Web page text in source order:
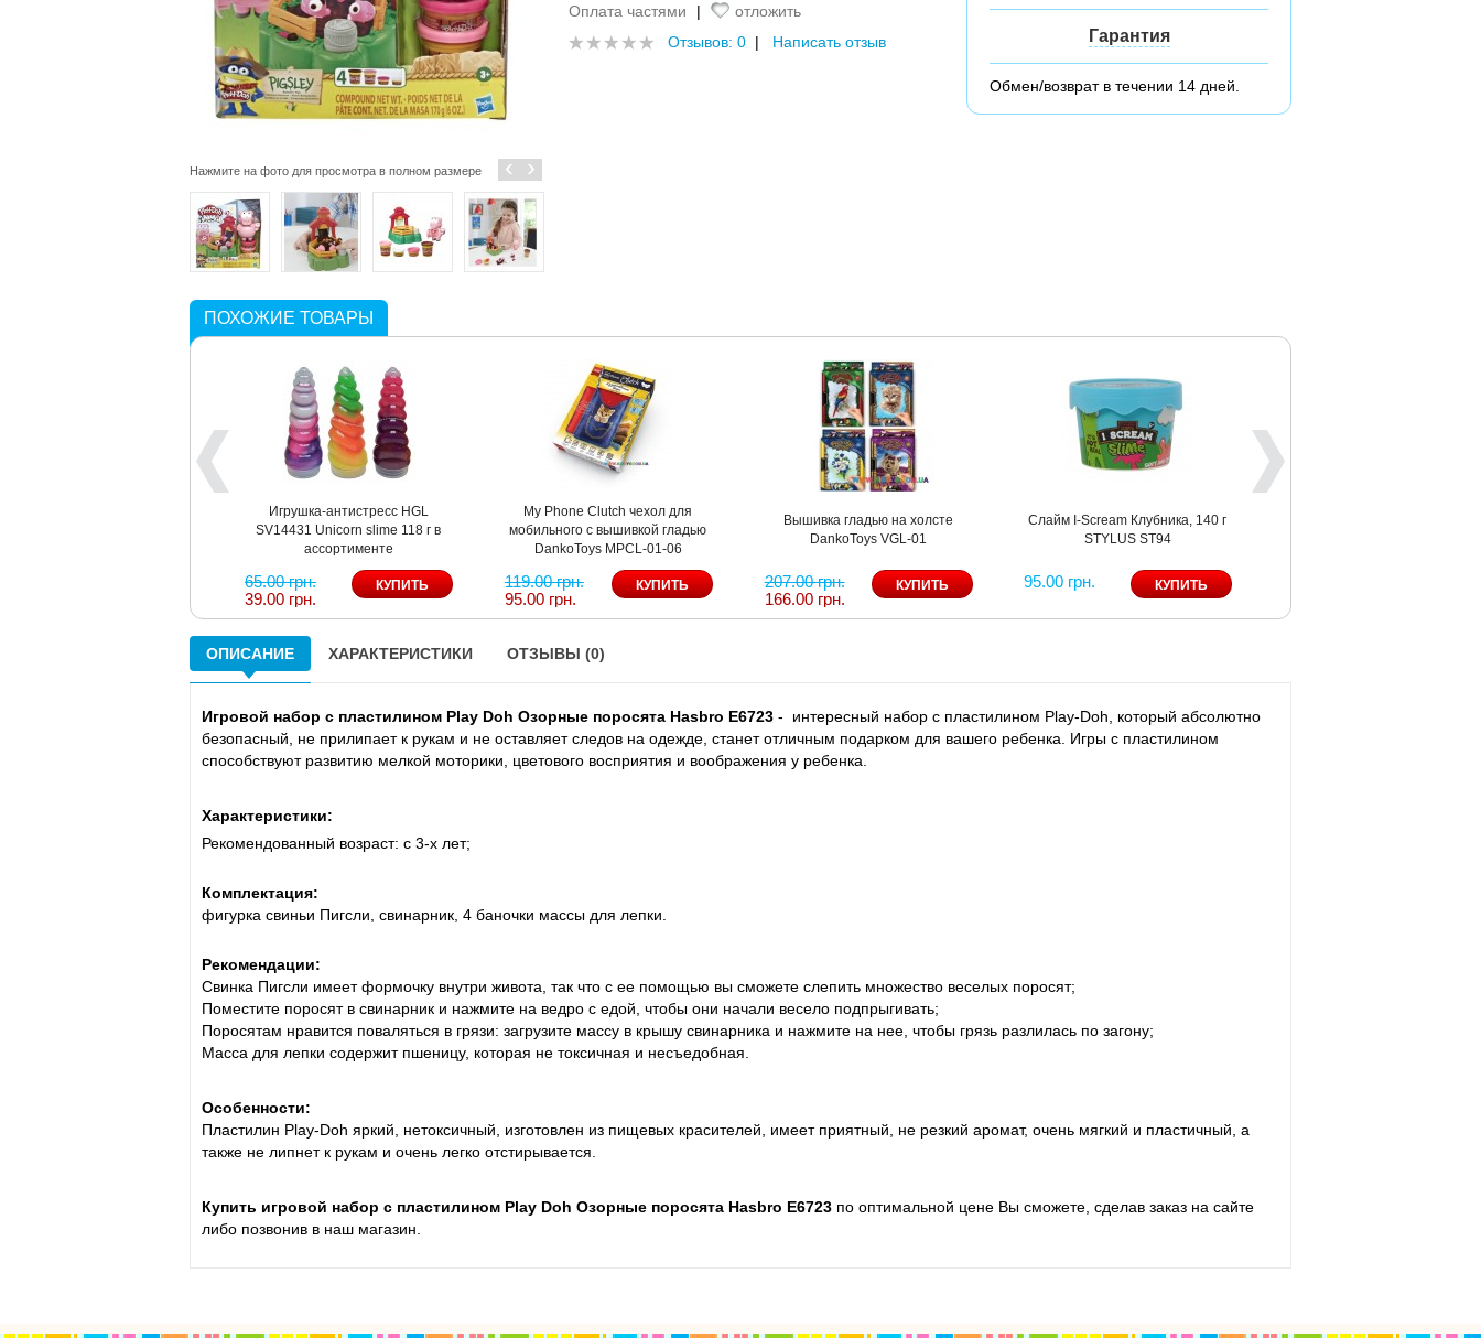
Нажмите на фото для просмотра в полном размере ‹ ›
Оплата частями |
отложить
Отзывов: 0 | Написать отзыв Гарантия
Обмен/возврат в течении 14 дней.
ПОХОЖИЕ ТОВАРЫ
Игрушка-антистресс HGL
SV14431 Unicorn slime 118 г в
ассортименте
65.00 грн.
39.00 грн.
My Phone Clutch чехол для
мобильного с вышивкой гладью
DankoToys MPCL-01-06
119.00 грн.
95.00 грн.
Вышивка гладью на холсте
DankoToys VGL-01
207.00 грн.
166.00 грн.
Слайм I-Scream Клубника, 140 г
STYLUS ST94
95.00 грн.
ОПИСАНИЕ ХАРАКТЕРИСТИКИ ОТЗЫВЫ (0)
Игровой набор с пластилином Play Doh Озорные поросята Hasbro Е6723 - интересный набор с пластилином Play-Doh, который абсолютно
безопасный, не прилипает к рукам и не оставляет следов на одежде, станет отличным подарком для вашего ребенка. Игры с пластилином
способствуют развитию мелкой моторики, цветового восприятия и воображения у ребенка.
Характеристики:
Рекомендованный возраст: с 3-х лет;
Комплектация:
фигурка свиньи Пигсли, свинарник, 4 баночки массы для лепки.
Рекомендации:
Cвинка Пигсли имеет формочку внутри живота, так что с ее помощью вы сможете слепить множество веселых поросят;
Поместите поросят в свинарник и нажмите на ведро с едой, чтобы они начали весело подпрыгивать;
Поросятам нравится поваляться в грязи: загрузите массу в крышу свинарника и нажмите на нее, чтобы грязь разлилась по загону;
Масса для лепки содержит пшеницу, которая не токсичная и несъедобная.
Особенности:
Пластилин Play-Doh яркий, нетоксичный, изготовлен из пищевых красителей, имеет приятный, не резкий аромат, очень мягкий и пластичный, а
также не липнет к рукам и очень легко отстирывается.
Купить игровой набор с пластилином Play Doh Озорные поросята Hasbro Е6723 по оптимальной цене Вы сможете, сделав заказ на сайте
либо позвонив в наш магазин.